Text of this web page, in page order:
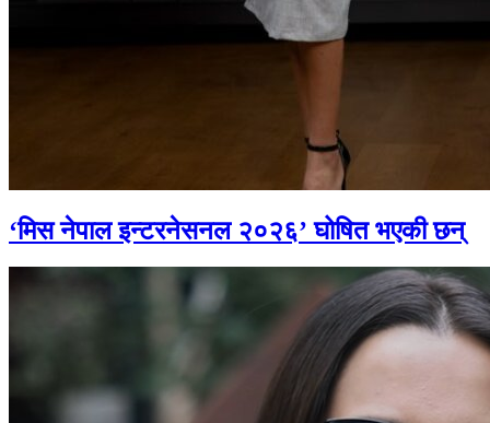
‘मिस नेपाल इन्टरनेसनल २०२६’ घोषित भएकी छन्